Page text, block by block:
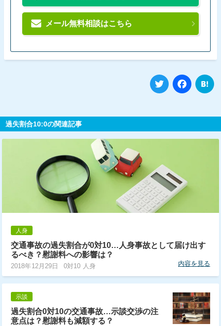
メール無料相談はこちら
Twitter
過失割合10:0の関連記事
人身
交通事故の過失割合が0対10…人身事故として届け出す
るべき？慰謝料への影響は？
2018年12月29日 0対10 人身 内容を見る
示談
過失割合0対10の交通事故…示談交渉の注
意点は？慰謝料も減額する？